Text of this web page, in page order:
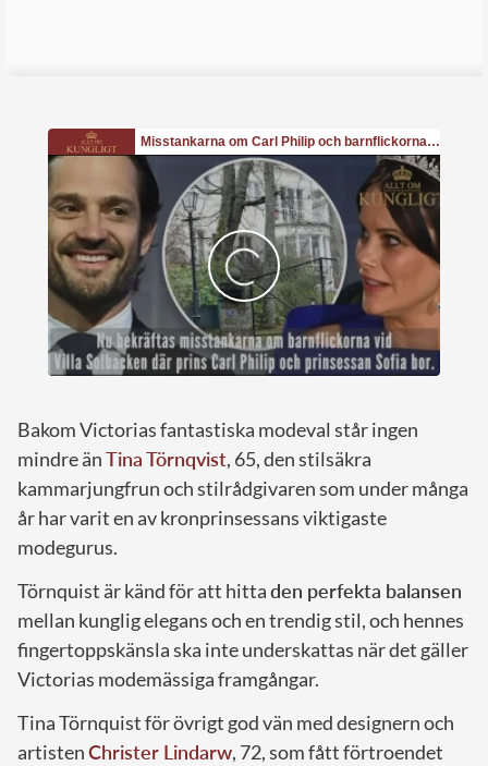
Bakom Victorias fantastiska modeval står ingen
mindre änTina Törnqvist, 65, den stilsäkra
kammarjungfrun och stilrådgivaren som under många
år har varit en av kronprinsessans viktigaste
modegurus.
Törnquist är känd för att hittaden perfekta balansen
mellan kunglig elegans och en trendig stil, och hennes
fingertoppskänsla ska inte underskattas när det gäller
Victorias modemässiga framgångar.
Tina Törnquist för övrigt god vän med designern och
artistenChrister Lindarw, 72, som fått förtroendet